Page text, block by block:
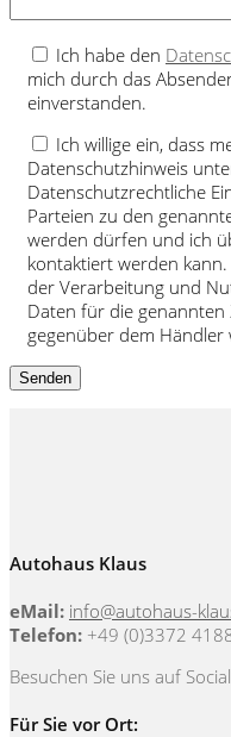
Ich habe den
mich durch das
einverstanden.
Ich willige ein, dass
Datenschutzhinweis
Datenschutzrechtliche
Parteien zu den
werden dürfen und ich
kontaktiert werden
der Verarbeitung und
Daten für die
gegenüber dem
Autohaus Klaus
eMail: info@autohaus-
Telefon: +49 (0)3372
Besuchen Sie uns auf
Für Sie vor Ort: